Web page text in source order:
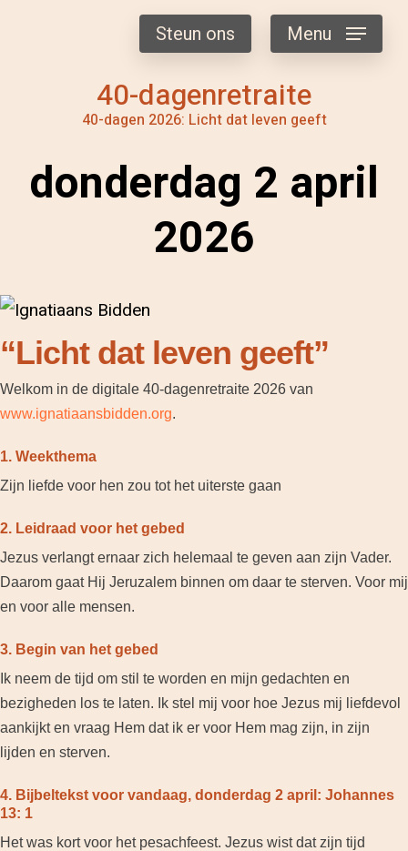
40-dagenretraite
40-dagen 2026: Licht dat leven geeft
Steun ons Menu
donderdag 2 april
2026
“Licht dat leven geeft”
Welkom in de digitale 40-dagenretraite 2026 van
www.ignatiaansbidden.org.
1. Weekthema
Zijn liefde voor hen zou tot het uiterste gaan
2. Leidraad voor het gebed
Jezus verlangt ernaar zich helemaal te geven aan zijn Vader.
Daarom gaat Hij Jeruzalem binnen om daar te sterven. Voor mij
en voor alle mensen.
3. Begin van het gebed
Ik neem de tijd om stil te worden en mijn gedachten en
bezigheden los te laten. Ik stel mij voor hoe Jezus mij liefdevol
aankijkt en vraag Hem dat ik er voor Hem mag zijn, in zijn
lijden en sterven.
4. Bijbeltekst voor vandaag, donderdag 2 april: Johannes
13: 1
Het was kort voor het pesachfeest. Jezus wist dat zijn tijd